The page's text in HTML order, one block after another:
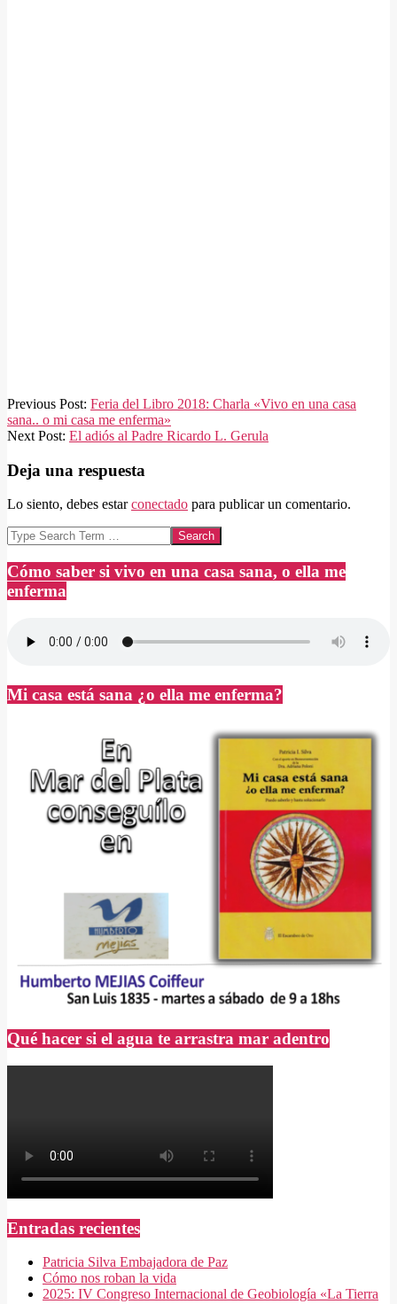
2018-
10-
06
Previous Post: Feria del Libro 2018: Charla «Vivo en una casa
sana.. o mi casa me enferma»
Next Post: El adiós al Padre Ricardo L. Gerula
Deja una respuesta
Lo siento, debes estarconectado para publicar un comentario.
Search
Cómo saber si vivo en una casa sana, o ella me
enferma
Mi casa está sana ¿o ella me enferma?
Qué hacer si el agua te arrastra mar adentro
Entradas recientes
Patricia Silva Embajadora de Paz
Cómo nos roban la vida
2025: IV Congreso Internacional de Geobiología «La Tierra